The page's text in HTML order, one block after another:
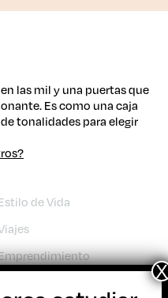
las mil y una puertas que
Es como una caja
tonalidades para elegir
de Vida